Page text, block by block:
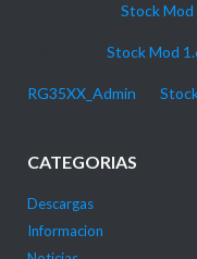
Stock Mod
Stock Mod
RG35XX_Admin
CATEGORIAS
Descargas
Informacion